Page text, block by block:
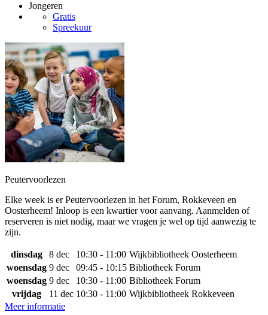
Jongeren
Gratis
Spreekuur
Peutervoorlezen
Elke week is er Peutervoorlezen in het Forum, Rokkeveen en
Oosterheem! Inloop is een kwartier voor aanvang. Aanmelden of
reserveren is niet nodig, maar we vragen je wel op tijd aanwezig te
zijn.
dinsdag 8 dec 10:30 - 11:00 Wijkbibliotheek Oosterheem
woensdag 9 dec 09:45 - 10:15 Bibliotheek Forum
woensdag 9 dec 10:30 - 11:00 Bibliotheek Forum
vrijdag
11 dec 10:30 - 11:00 Wijkbibliotheek Rokkeveen
Meer informatie